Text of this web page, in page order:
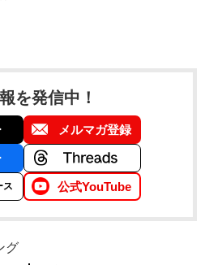
を発信中！
メルマガ登録
ス 公式YouTube
グ